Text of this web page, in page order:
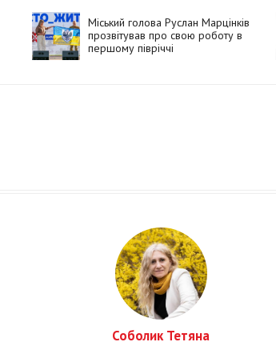
Міський голова Руслан Марцінків
прозвітував про свою роботу в
першому півріччі
Соболик Тетяна